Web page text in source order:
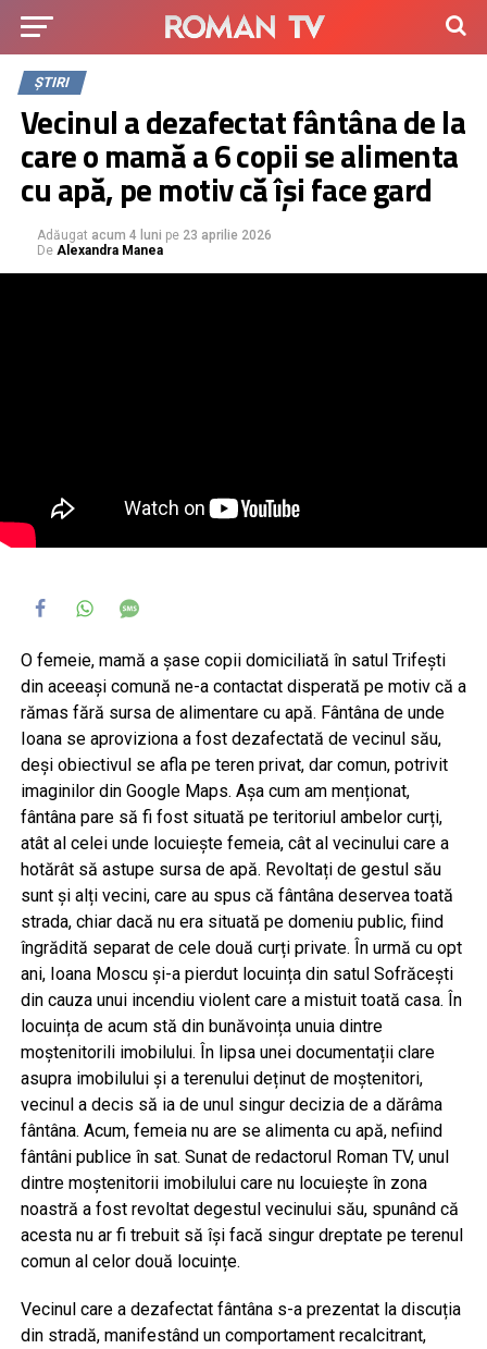
ȘTIRI
Vecinul a dezafectat fântâna de la
care o mamă a 6 copii se alimenta
cu apă, pe motiv că își face gard
Adăugat acum 4 luni pe 23 aprilie 2026
De Alexandra Manea
O femeie, mamă a șase copii domiciliată în satul Trifești
din aceeași comună ne-a contactat disperată pe motiv că a
rămas fără sursa de alimentare cu apă. Fântâna de unde
Ioana se aproviziona a fost dezafectată de vecinul său,
deși obiectivul se afla pe teren privat, dar comun, potrivit
imaginilor din Google Maps. Așa cum am menționat,
fântâna pare să fi fost situată pe teritoriul ambelor curți,
atât al celei unde locuiește femeia, cât al vecinului care a
hotărât să astupe sursa de apă. Revoltați de gestul său
sunt și alți vecini, care au spus că fântâna deservea toată
strada, chiar dacă nu era situată pe domeniu public, fiind
îngrădită separat de cele două curți private. În urmă cu opt
ani, Ioana Moscu și-a pierdut locuința din satul Sofrăcești
din cauza unui incendiu violent care a mistuit toată casa. În
locuința de acum stă din bunăvoința unuia dintre
moștenitorili imobilului. În lipsa unei documentații clare
asupra imobilului și a terenului deținut de moștenitori,
vecinul a decis să ia de unul singur decizia de a dărâma
fântâna. Acum, femeia nu are se alimenta cu apă, nefiind
fântâni publice în sat. Sunat de redactorul Roman TV, unul
dintre moștenitorii imobilului care nu locuiește în zona
noastră a fost revoltat degestul vecinului său, spunând că
acesta nu ar fi trebuit să își facă singur dreptate pe terenul
comun al celor două locuințe.
Vecinul care a dezafectat fântâna s-a prezentat la discuția
din stradă, manifestând un comportament recalcitrant,